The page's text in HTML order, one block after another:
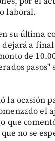
laboral.
su última
a
de
pasos"
la ocasión
el
que
no se